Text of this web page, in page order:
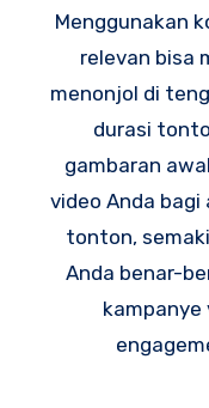
Menggunakan
relevan bisa
menonjol di
durasi
gambaran
video Anda bagi
tonton,
Anda benar-
kampanye